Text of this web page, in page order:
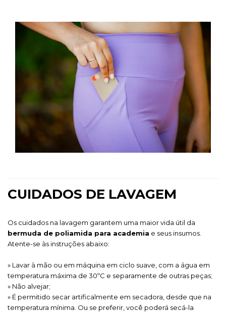
CUIDADOS DE LAVAGEM
Os cuidados na lavagem garantem uma maior vida útil da
bermuda de poliamida para academia e seus insumos.
Atente-se às instruções abaixo:
» Lavar à mão ou em máquina em ciclo suave, com a água em
temperatura máxima de 30ºC e separamente de outras peças;
» Não alvejar;
» É permitido secar artificalmente em secadora, desde que na
temperatura mínima. Ou se preferir, você poderá secá-la